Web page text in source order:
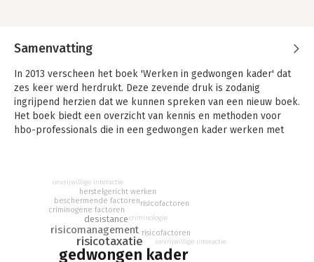
Samenvatting
In 2013 verscheen het boek 'Werken in gedwongen kader' dat
zes keer werd herdrukt. Deze zevende druk is zodanig
ingrijpend herzien dat we kunnen spreken van een nieuw boek.
Het boek biedt een overzicht van kennis en methoden voor
hbo-professionals die in een gedwongen kader werken met
theorieën: over de forensisch sociale professionaliteit, het
strafprocesrecht, de ontwikkeling en afbouw van delictgedrag,
professionele reflectie en veerkracht van professionals.
In deel twee ligt de focus op de planning en organisatie van
het forensisch sociale traject. Dit deel gaat dus over planmatig
gedwongen kader
risicotaxatie
risicomanagement
desistancecriminologie
risicofactoren
criminogene factoren
beschermende factoren
herstelgericht werken
onvrijwillige interactie
risicofactoren
onvrijwillige interactie